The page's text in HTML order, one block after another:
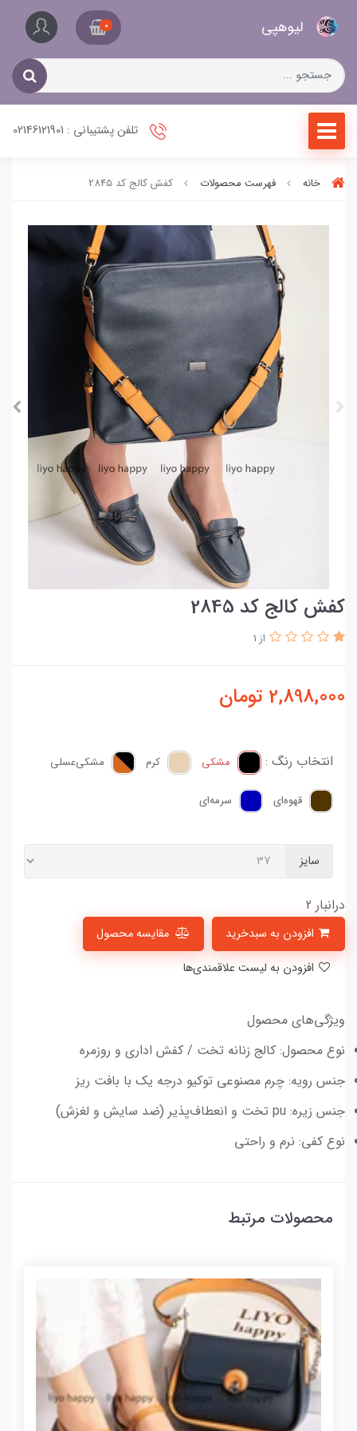
لیو‌هپی 0
تلفن پشتیبانی : 02146121901
خانه فهرست محصولات کفش کالج کد 2845
کفش کالج کد 2845
از 1
2,898,000 تومان
انتخاب رنگ : مشکی کرم مشکی‌عسلی
قهوه‌ای سرمه‌ای
سایز
درانبار 2
مقایسه محصول
ویژگی‌های محصول
نوع محصول: کالج زنانه تخت / کفش اداری و روزمره
جنس رویه: چرم مصنوعی توکیو درجه یک با بافت ریز
جنس زیره: pu تخت و انعطاف‌پذیر (ضد سایش و لغزش)
نوع کفی: نرم و راحتی
محصولات مرتبط